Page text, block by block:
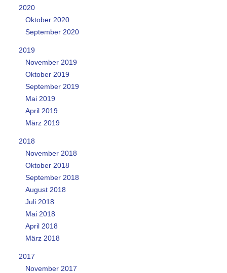
2020
Oktober 2020
September 2020
2019
November 2019
Oktober 2019
September 2019
Mai 2019
April 2019
März 2019
2018
November 2018
Oktober 2018
September 2018
August 2018
Juli 2018
Mai 2018
April 2018
März 2018
2017
November 2017